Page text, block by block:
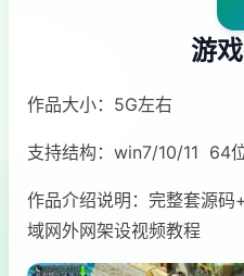
游
作品大小：5G左右
支持结构：win7/10/11 64
作品介绍说明：完整套源
域网外网架设视频教程